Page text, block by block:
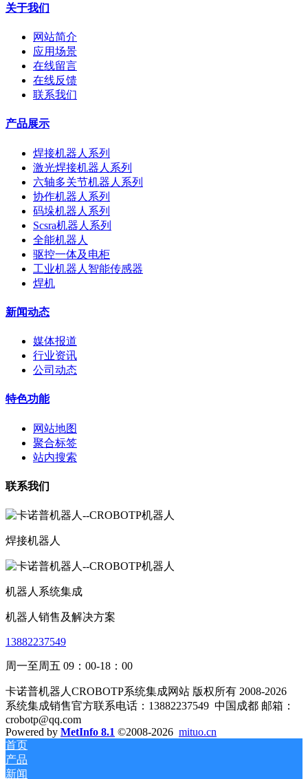
关于我们
网站简介
应用场景
在线留言
在线反馈
联系我们
产品展示
焊接机器人系列
激光焊接机器人系列
六轴多关节机器人系列
协作机器人系列
码垛机器人系列
Scsra机器人系列
全能机器人
驱控一体及电柜
工业机器人智能传感器
焊机
新闻动态
媒体报道
行业资讯
公司动态
特色功能
网站地图
聚合标签
站内搜索
联系我们
焊接机器人
机器人系统集成
机器人销售及解决方案
13882237549
周一至周五 09：00-18：00
卡诺普机器人CROBOTP系统集成网站 版权所有 2008-2026
系统集成销售官方联系电话：13882237549 中国成都 邮箱：
crobotp@qq.com
Powered by MetInfo 8.1 ©2008-2026 mituo.cn
首页
产品
新闻